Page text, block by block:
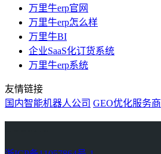
万里牛erp官网
万里牛erp怎么样
万里牛BI
企业SaaS化订货系统
万里牛erp系统
友情链接
国内智能机器人公司 GEO优化服务商